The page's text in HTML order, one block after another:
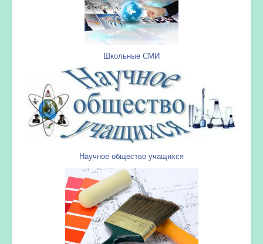
Школьные СМИ
Научное общество учащихся